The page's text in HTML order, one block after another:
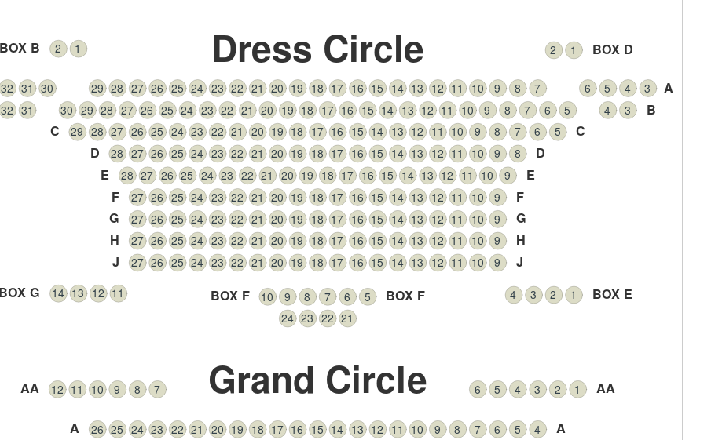
Dress Circle
3
4
5
6
7
8
9
10
11
12
13
14
15
16
17
18
19
20
21
22
23
24
25
26
27
28
29
30
31
32 A
3
4
5
6
7
8
9
10
11
12
13
14
15
16
17
18
19
20
21
22
23
24
25
26
27
28
29
30
31
32 B
5
6
7
8
9
10
11
12
13
14
15
16
17
18
19
20
21
22
23
24
25
26
27
28
29
C C
8
9
10
11
12
13
14
15
16
17
18
19
20
21
22
23
24
25
26
27
28
D D
9
10
11
12
13
14
15
16
17
18
19
20
21
22
23
24
25
26
27
28
E E
9
10
11
12
13
14
15
16
17
18
19
20
21
22
23
24
25
26
27
F F
9
10
11
12
13
14
15
16
17
18
19
20
21
22
23
24
25
26
27
G G
9
10
11
12
13
14
15
16
17
18
19
20
21
22
23
24
25
26
27
H H
9
10
11
12
13
14
15
16
17
18
19
20
21
22
23
24
25
26
27
J J
Grand Circle 1
2
3
4
5
6
7
8
9
10
11
12
AA AA
4
5
6
7
8
9
10
11
12
13
14
15
16
17
18
19
20
21
22
23
24
25
26
A A
1
2
BOX B 1
2 BOX D
1
2
3
4 BOX E
5
6
7
8
9
10
21
22
23
24
BOX F BOX F
11
12
13
14
BOX G